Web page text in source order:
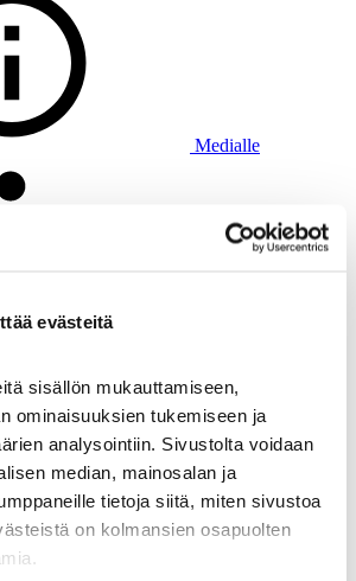
evästeitä
sisällön mukauttamiseen,
ominaisuuksien tukemiseen ja
analysointiin. Sivustolta voidaan
median, mainosalan ja
tietoja siitä, miten sivustoa
on kolmansien osapuolten
Medialle
Uutiset